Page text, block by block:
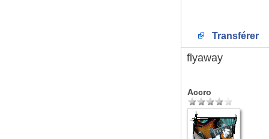
Transférer
flyaway
Accro